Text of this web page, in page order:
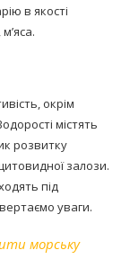
в якості
окрім
містять
розвитку
залози.
під
уваги.
морську